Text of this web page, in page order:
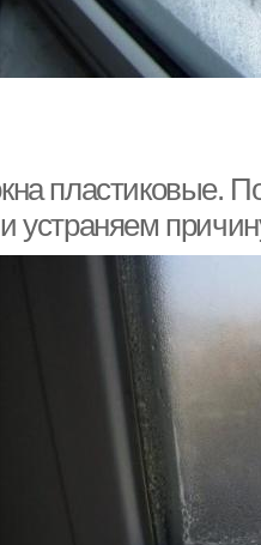
пластиковые.
устраняем